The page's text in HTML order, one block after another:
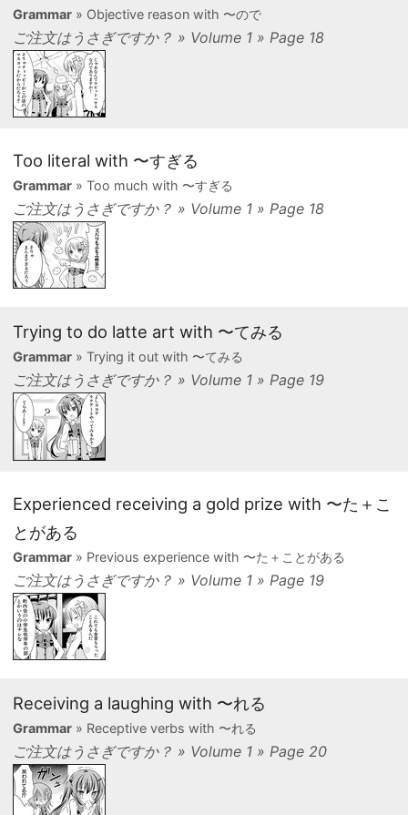
Grammar» Objective reason with 〜ので
ご注文はうさぎですか？ » Volume 1 » Page 18
Too literal with 〜すぎる
Grammar» Too much with 〜すぎる
ご注文はうさぎですか？ » Volume 1 » Page 18
Trying to do latte art with 〜てみる
Grammar» Trying it out with 〜てみる
ご注文はうさぎですか？ » Volume 1 » Page 19
Experienced receiving a gold prize with 〜た＋こ
とがある
Grammar» Previous experience with 〜た＋ことがある
ご注文はうさぎですか？ » Volume 1 » Page 19
Receiving a laughing with 〜れる
Grammar» Receptive verbs with 〜れる
ご注文はうさぎですか？ » Volume 1 » Page 20